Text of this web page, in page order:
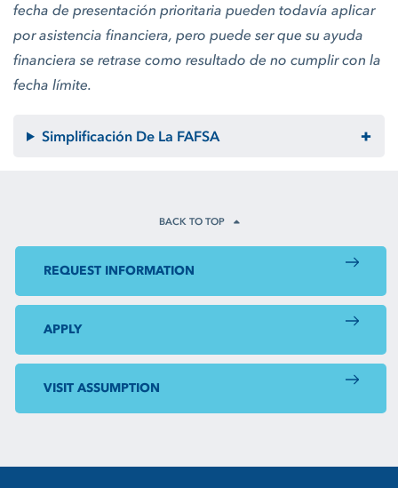
fecha de presentación prioritaria pueden todavía aplicar
por asistencia financiera, pero puede ser que su ayuda
financiera se retrase como resultado de no cumplir con la
fecha límite.
Simplificación De La FAFSA
BACK TO TOP
REQUEST INFORMATION
APPLY
VISIT ASSUMPTION